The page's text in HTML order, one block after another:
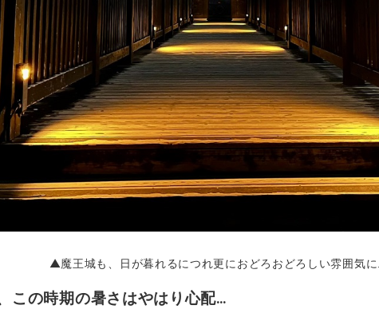
▲魔王城も、日が暮れるにつれ更におどろおどろしい雰囲気に…
この時期の暑さはやはり心配…